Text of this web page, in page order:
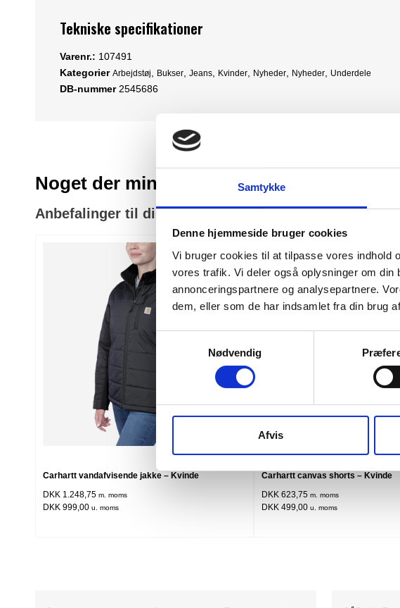
Samtykke
Denne hjemmeside bruger cookies
Vi bruger cookies til at tilpasse vores indhold
vores trafik. Vi deler også oplysninger om
annonceringspartnere og analysepartnere.
dem, eller som de har indsamlet fra din brug
Nødvendig
Afvis
Tekniske specifikationer
Varenr.: 107491
Kategorier Arbejdstøj, Bukser, Jeans, Kvinder, Nyheder, Nyheder, Underdele
DB-nummer2545686
Noget der minder om
Anbefalinger til dig
Carhartt vandafvisende jakke – Kvinde
DKK 1.248,75 m. moms
DKK 999,00 u. moms
Carhartt canvas shorts – Kvinde
DKK 623,75 m. moms
DKK 499,00 u. moms